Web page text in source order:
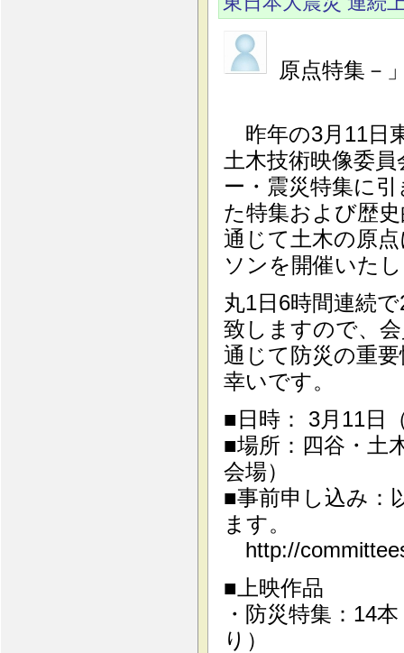
原点特集－
昨年の3月11日
土木技術映像委
ー・震災特集に
た特集および歴
通じて土木の原
ソンを開催いた
丸1日6時間連続
致しますので、
通じて防災の重
幸いです。
■日時： 3月11日
■場所：四谷・土
会場）
■事前申し込み：
ます。
http://
■上映作品
・防災特集：14
り）